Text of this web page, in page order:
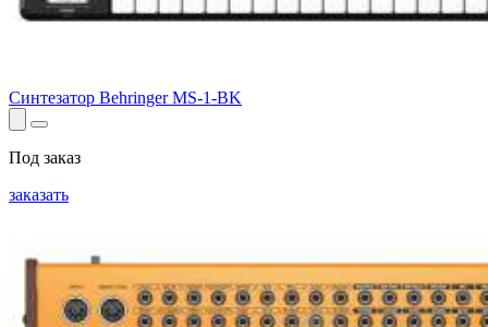
Синтезатор Behringer MS-1-BK
Под заказ
заказать